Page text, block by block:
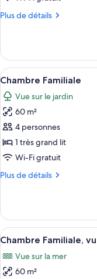
chambre :
vue
océan
Plus de détails
Plus
le
type
de
chambre
Chambre
Double,
vue
océan
Afficher
toutes
les
photos
pour
ce
type
chambre :
4
Chambre Familiale
Vue sur le jardin
60 m²
4 personnes
1 très grand lit
Wi-Fi gratuit
Plus de détails
Plus
le
type
de
Chambre
Familiale
Afficher
toutes
les
photos
6
Chambre Familiale,
Vue sur la mer
60 m²